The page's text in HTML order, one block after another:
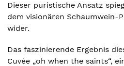
Dieser puristische Ansatz
dem visionären Schaumwein-
wider.
Das faszinierende Ergebnis
Cuvée „oh when the saints“,